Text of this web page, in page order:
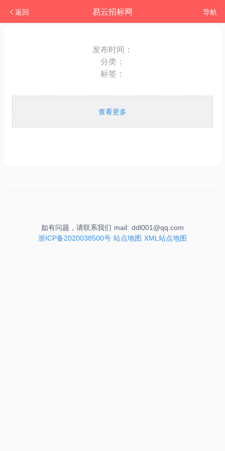
返回 易云招标网 导航
发布时间：
分类：
标签：
查看更多
如有问题，请联系我们 mail: ddl001@qq.com
浙ICP备2020038500号 站点地图 XML站点地图